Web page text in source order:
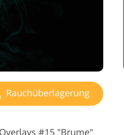
Rauchüberlagerung
#15 "Brume"